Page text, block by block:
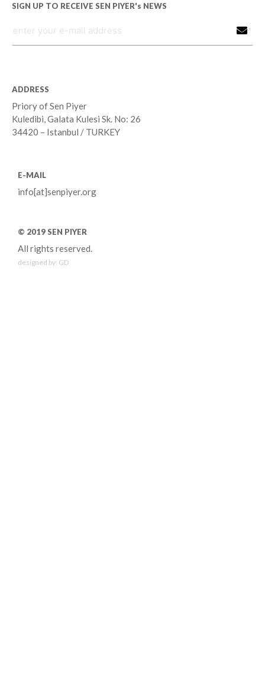
SIGN UP TO RECEIVE SEN PIYER's NEWS
ADDRESS
Priory of Sen Piyer
Kuledibi, Galata Kulesi Sk. No: 26
34420 – Istanbul / TURKEY
E-MAIL
info[at]senpiyer.org
© 2019 SEN PIYER
All rights reserved.
designed by: GD